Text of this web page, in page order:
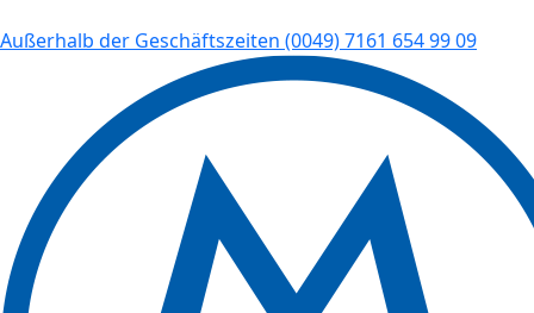
Außerhalb der Geschäftszeiten (0049) 7161 654 99 09